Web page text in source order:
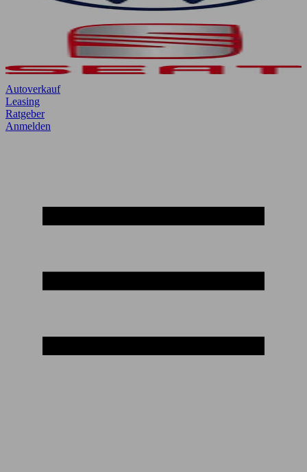
Autoverkauf
Leasing
Ratgeber
Anmelden